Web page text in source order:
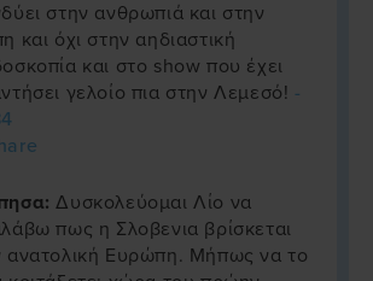
στην ανθρωπιά και στην
και όχι στην αηδιαστική
και στο show που έχει
γελοίο πια στην Λεμεσό! -
Δυσκολεύομαι Λίο να
πως η Σλοβενια βρίσκεται
ανατολική Ευρώπη. Μήπως να το